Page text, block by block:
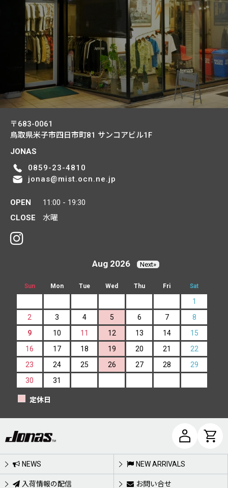
〒683-0061
鳥取県米子市四日市町81 サンコアビル1F
JONAS
0859-23-4810
jonas@mist.ocn.ne.jp
OPEN
11:00 - 19:30
CLOSE
水曜
Aug 2026 Next»
Sun Mon Tue Wed Thu Fri Sat
1
2
3 4 5 6 7
8
9
10 11 12 13 14
15
16
17 18 19 20 21
22
23
24 25 26 27 28
29
30
31
定休日
NEWS NEW ARRIVALS
入荷情報の配信 お問い合せ